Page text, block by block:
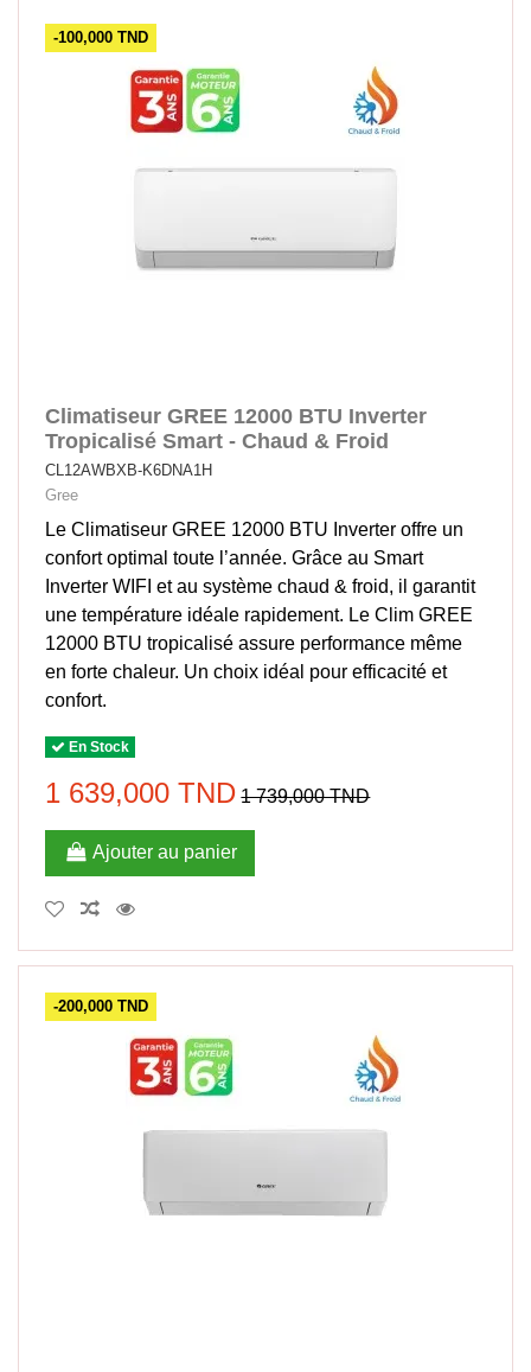
-100,000 TND
Climatiseur GREE 12000 BTU Inverter
Tropicalisé Smart - Chaud & Froid
CL12AWBXB-K6DNA1H
Gree
Le Climatiseur GREE 12000 BTU Inverter offre un
confort optimal toute l’année. Grâce au Smart
Inverter WIFI et au système chaud & froid, il garantit
une température idéale rapidement. Le Clim GREE
12000 BTU tropicalisé assure performance même
en forte chaleur. Un choix idéal pour efficacité et
confort.
En Stock
1 639,000 TND 1 739,000 TND
Ajouter au panier
-200,000 TND